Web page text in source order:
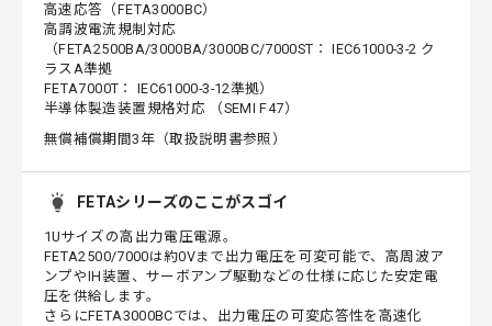
高速応答（FETA3000BC）
高調波電流規制対応
（FETA2500BA/3000BA/3000BC/7000ST： IEC61000-3-2 ク
ラスA準拠
FETA7000T： IEC61000-3-12準拠）
半導体製造装置規格対応 （SEMI F47）
無償補償期間3年（取扱説明書参照）
FETAシリーズのここがスゴイ
1Uサイズの高出力電圧電源。
FETA2500/7000は約0Vまで出力電圧を可変可能で、高周波ア
ンプやIH装置、サーボアンプ駆動などの仕様に応じた安定電
圧を供給します。
さらにFETA3000BCでは、出力電圧の可変応答性を高速化